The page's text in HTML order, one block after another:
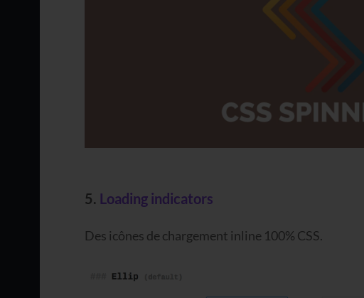
5. Loading indicators
Des icônes de chargement inline 100% CSS.